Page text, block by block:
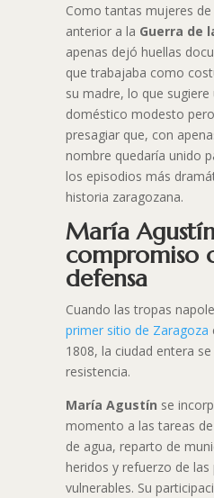
Como tantas mujeres
anterior a la Guerra de
apenas dejó huellas
que trabajaba como
su madre, lo que
doméstico modesto
presagiar que, con
nombre quedaría unido
los episodios más
historia zaragozana.
María
compromiso
defensa
Cuando las tropas
primer sitio de Zaragoza
1808, la ciudad entera
resistencia.
María Agustín se
momento a las tareas
de agua, reparto de
heridos y refuerzo de las
vulnerables. Su